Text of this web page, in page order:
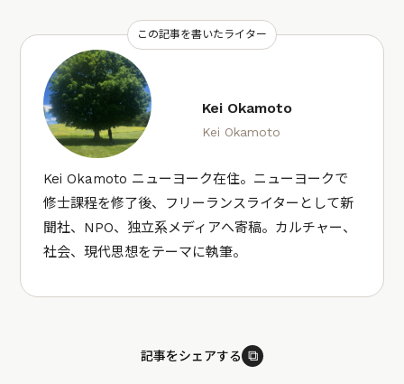
この記事を書いたライター
Kei Okamoto
Kei Okamoto
Kei Okamoto ニューヨーク在住。ニューヨークで
修士課程を修了後、フリーランスライターとして新
聞社、NPO、独立系メディアへ寄稿。カルチャー、
社会、現代思想をテーマに執筆。
記事をシェアする ⧉